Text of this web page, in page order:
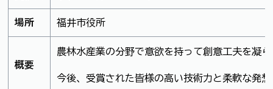
場所 福井市役所
概要
農林水産業の分野で意欲を持って創意工夫を凝
今後、受賞された皆様の高い技術力と柔軟な発